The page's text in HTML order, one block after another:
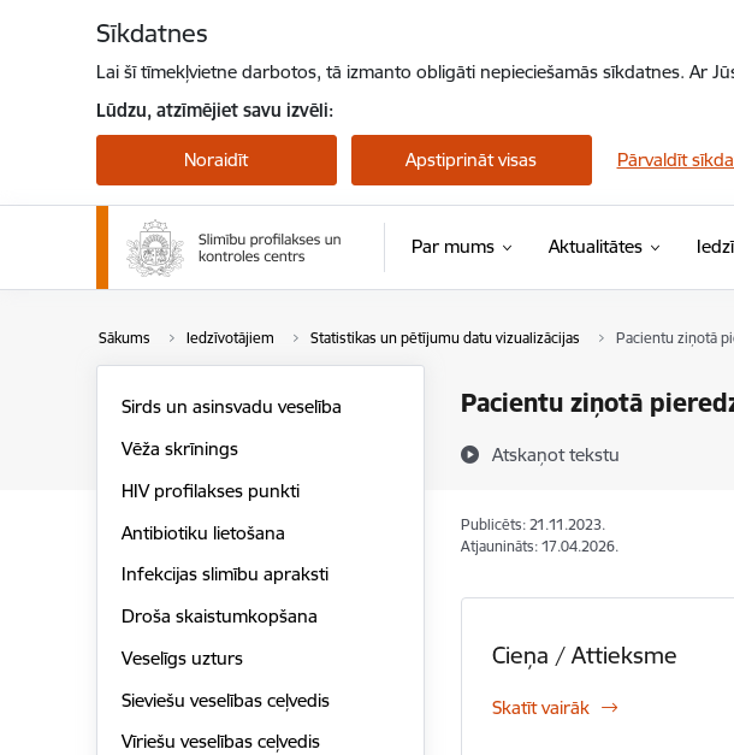
Sīkdatnes
Lai šī tīmekļvietne darbotos, tā izmanto obligāti nepieciešamās sīkdatnes. Ar
Lūdzu, atzīmējiet savu izvēli:
Noraidīt Apstiprināt visas Pārvaldīt
Par mums Aktualitātes
Pērtiķu bakas
Sākums Iedzīvotājiem Statistikas un pētījumu datu vizualizācijas Pacientu ziņotā
Pacientu ziņotā
Atskaņot tekstu
Sirds un asinsvadu veselība
Vēža skrīnings
HIV profilakses punkti
Antibiotiku lietošana
Infekcijas slimību apraksti
Droša skaistumkopšana
Veselīgs uzturs
Sieviešu veselības ceļvedis
Vīriešu veselības ceļvedis
Publicēts: 21.11.2023.
Atjaunināts: 17.04.2026.
Cieņa / Attieksme
Skatīt vairāk